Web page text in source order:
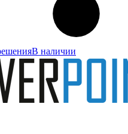
В наличии